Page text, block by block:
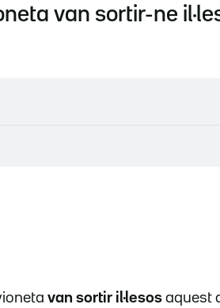
van sortir-ne
van sortir il·lesos aquest